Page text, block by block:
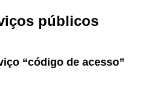
públicos
“código de acesso”